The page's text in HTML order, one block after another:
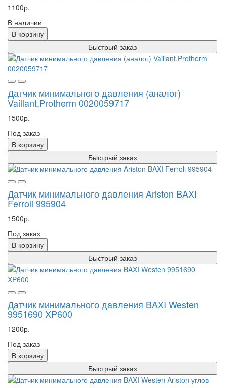
1100р.
В наличии
В корзину
Быстрый заказ
Датчик минимального давления (аналог)
Vaillant,Protherm 0020059717
1500р.
Под заказ
В корзину
Быстрый заказ
Датчик минимального давления Ariston BAXI
Ferroli 995904
1500р.
Под заказ
В корзину
Быстрый заказ
Датчик минимального давления BAXI Westen
9951690 XP600
1200р.
Под заказ
В корзину
Быстрый заказ